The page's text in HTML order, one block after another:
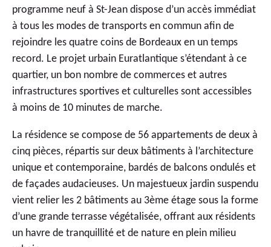
programme neuf à St-Jean dispose d’un accès immédiat
à tous les modes de transports en commun afin de
rejoindre les quatre coins de Bordeaux en un temps
record. Le projet urbain Euratlantique s’étendant à ce
quartier, un bon nombre de commerces et autres
infrastructures sportives et culturelles sont accessibles
à moins de 10 minutes de marche.
La résidence se compose de 56 appartements de deux à
cinq pièces, répartis sur deux bâtiments à l’architecture
unique et contemporaine, bardés de balcons ondulés et
de façades audacieuses. Un majestueux jardin suspendu
vient relier les 2 bâtiments au 3ème étage sous la forme
d’une grande terrasse végétalisée, offrant aux résidents
un havre de tranquillité et de nature en plein milieu